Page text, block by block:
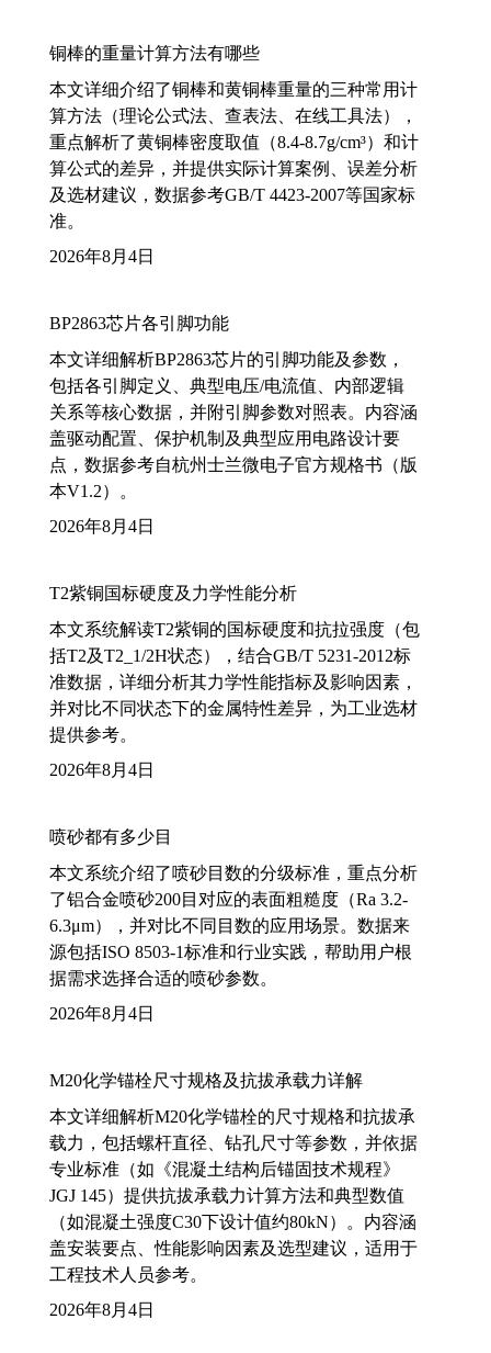
铜棒的重量计算方法有哪些
本文详细介绍了铜棒和黄铜棒重量的三种常用计
算方法（理论公式法、查表法、在线工具法），
重点解析了黄铜棒密度取值（8.4-8.7g/cm³）和计
算公式的差异，并提供实际计算案例、误差分析
及选材建议，数据参考GB/T 4423-2007等国家标
准。
2026年8月4日
BP2863芯片各引脚功能
本文详细解析BP2863芯片的引脚功能及参数，
包括各引脚定义、典型电压/电流值、内部逻辑
关系等核心数据，并附引脚参数对照表。内容涵
盖驱动配置、保护机制及典型应用电路设计要
点，数据参考自杭州士兰微电子官方规格书（版
本V1.2）。
2026年8月4日
T2紫铜国标硬度及力学性能分析
本文系统解读T2紫铜的国标硬度和抗拉强度（包
括T2及T2_1/2H状态），结合GB/T 5231-2012标
准数据，详细分析其力学性能指标及影响因素，
并对比不同状态下的金属特性差异，为工业选材
提供参考。
2026年8月4日
喷砂都有多少目
本文系统介绍了喷砂目数的分级标准，重点分析
了铝合金喷砂200目对应的表面粗糙度（Ra 3.2-
6.3μm），并对比不同目数的应用场景。数据来
源包括ISO 8503-1标准和行业实践，帮助用户根
据需求选择合适的喷砂参数。
2026年8月4日
M20化学锚栓尺寸规格及抗拔承载力详解
本文详细解析M20化学锚栓的尺寸规格和抗拔承
载力，包括螺杆直径、钻孔尺寸等参数，并依据
专业标准（如《混凝土结构后锚固技术规程》
JGJ 145）提供抗拔承载力计算方法和典型数值
（如混凝土强度C30下设计值约80kN）。内容涵
盖安装要点、性能影响因素及选型建议，适用于
工程技术人员参考。
2026年8月4日